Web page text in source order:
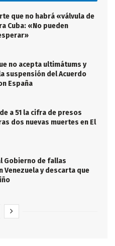
que no habrá «válvula de
Cuba: «No pueden
no acepta ultimátums y
suspensión del Acuerdo
España
a 51 la cifra de presos
dos nuevas muertes en El
Gobierno de fallas
Venezuela y descarta que